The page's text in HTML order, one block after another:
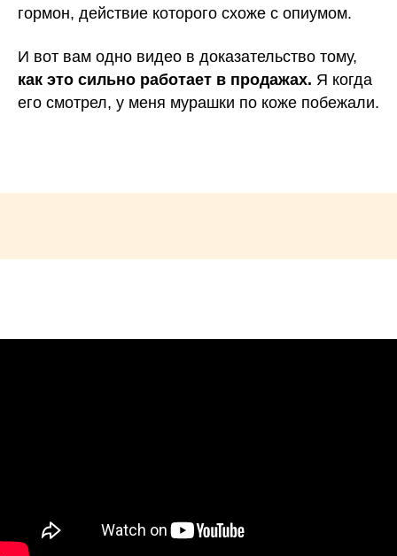
гормон, действие которого схоже с опиумом.
И вот вам одно видео в доказательство тому,
как это сильно работает в продажах. Я когда
его смотрел, у меня мурашки по коже побежали.